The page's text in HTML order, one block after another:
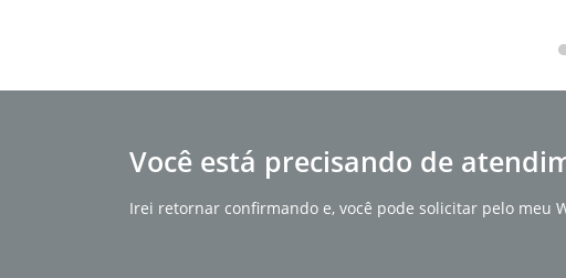
Você está precisando de
Irei retornar confirmando e, você pode solicitar pelo meu